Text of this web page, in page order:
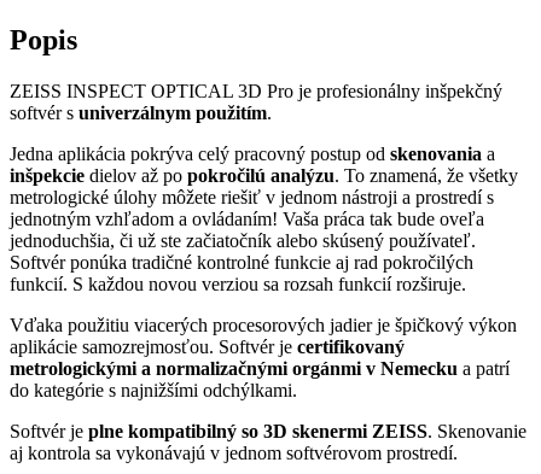
Popis
ZEISS INSPECT OPTICAL 3D Pro je profesionálny inšpekčný
softvér s univerzálnym použitím.
Jedna aplikácia pokrýva celý pracovný postup od skenovania a
inšpekcie dielov až po pokročilú analýzu. To znamená, že všetky
metrologické úlohy môžete riešiť v jednom nástroji a prostredí s
jednotným vzhľadom a ovládaním! Vaša práca tak bude oveľa
jednoduchšia, či už ste začiatočník alebo skúsený používateľ.
Softvér ponúka tradičné kontrolné funkcie aj rad pokročilých
funkcií. S každou novou verziou sa rozsah funkcií rozširuje.
Vďaka použitiu viacerých procesorových jadier je špičkový výkon
aplikácie samozrejmosťou. Softvér je certifikovaný
metrologickými a normalizačnými orgánmi v Nemecku a patrí
do kategórie s najnižšími odchýlkami.
Softvér je plne kompatibilný so 3D skenermi ZEISS. Skenovanie
aj kontrola sa vykonávajú v jednom softvérovom prostredí.